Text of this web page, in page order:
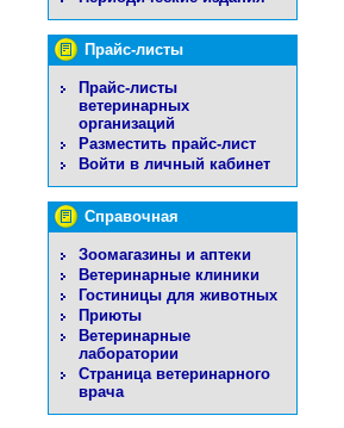
Прайс-листы
Прайс-листы
ветеринарных
организаций
Разместить прайс-лист
Войти в личный кабинет
Справочная
Зоомагазины и аптеки
Ветеринарные клиники
Гостиницы для животных
Приюты
Ветеринарные
лаборатории
Страница ветеринарного
врача